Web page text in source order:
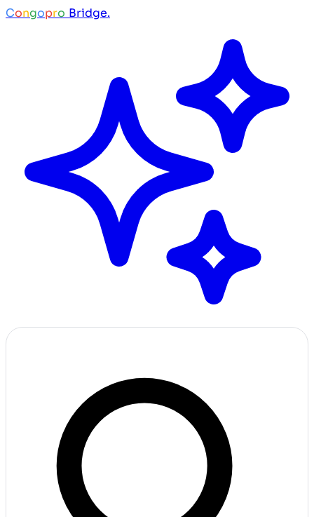
Congopro Bridge.